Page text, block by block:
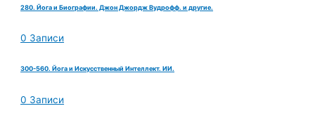
280. Йога и Биографии. Джон Джордж Вудрофф. и другие.
0 Записи
300-560. Йога и Искусственный Интеллект. ИИ.
0 Записи